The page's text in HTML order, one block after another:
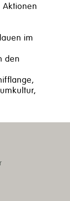
Aktionen
im
den